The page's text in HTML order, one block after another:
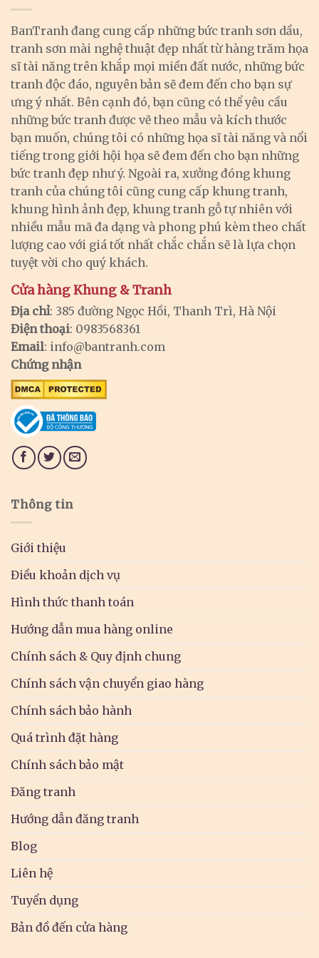
BanTranh đang cung cấp những bức tranh sơn dầu,
tranh sơn mài nghệ thuật đẹp nhất từ hàng trăm họa
sĩ tài năng trên khắp mọi miền đất nước, những bức
tranh độc đáo, nguyên bản sẽ đem đến cho bạn sự
ưng ý nhất. Bên cạnh đó, bạn cũng có thể yêu cầu
những bức tranh được vẽ theo mẫu và kích thước
bạn muốn, chúng tôi có những họa sĩ tài năng và nổi
tiếng trong giới hội họa sẽ đem đến cho bạn những
bức tranh đẹp như ý. Ngoài ra, xưởng đóng khung
tranh của chúng tôi cũng cung cấp khung tranh,
khung hình ảnh đẹp, khung tranh gỗ tự nhiên với
nhiều mẫu mã đa dạng và phong phú kèm theo chất
lượng cao với giá tốt nhất chắc chắn sẽ là lựa chọn
tuyệt vời cho quý khách.
Cửa hàng Khung & Tranh
Địa chỉ: 385 đường Ngọc Hồi, Thanh Trì, Hà Nội
Điện thoại: 0983568361
Email: info@bantranh.com
Chứng nhận
Thông tin
Giới thiệu
Điều khoản dịch vụ
Hình thức thanh toán
Hướng dẫn mua hàng online
Chính sách & Quy định chung
Chính sách vận chuyển giao hàng
Chính sách bảo hành
Quá trình đặt hàng
Chính sách bảo mật
Đăng tranh
Hướng dẫn đăng tranh
Blog
Liên hệ
Tuyển dụng
Bản đồ đến cửa hàng